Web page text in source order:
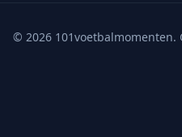
© 2026 101voetbalmomenten.